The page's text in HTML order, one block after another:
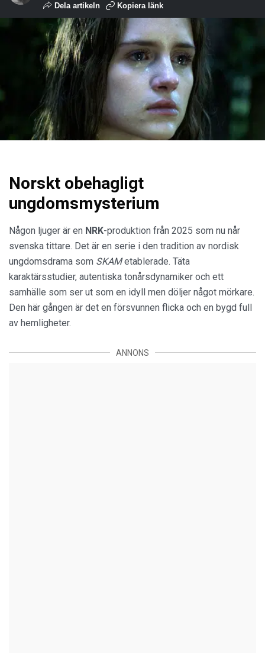
Dela artikeln Kopiera länk
Norskt obehagligt
ungdomsmysterium
Någon ljuger är en NRK-produktion från 2025 som nu når
svenska tittare. Det är en serie i den tradition av nordisk
ungdomsdrama som SKAMetablerade. Täta
karaktärsstudier, autentiska tonårsdynamiker och ett
samhälle som ser ut som en idyll men döljer något mörkare.
Den här gången är det en försvunnen flicka och en bygd full
av hemligheter.
ANNONS